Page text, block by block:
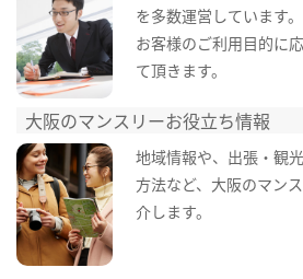
を多数運営しています。
お客様のご利用目的に
て頂きます。
大阪のマンスリーお役立ち情報
地域情報や、出張・観
方法など、大阪のマン
介します。